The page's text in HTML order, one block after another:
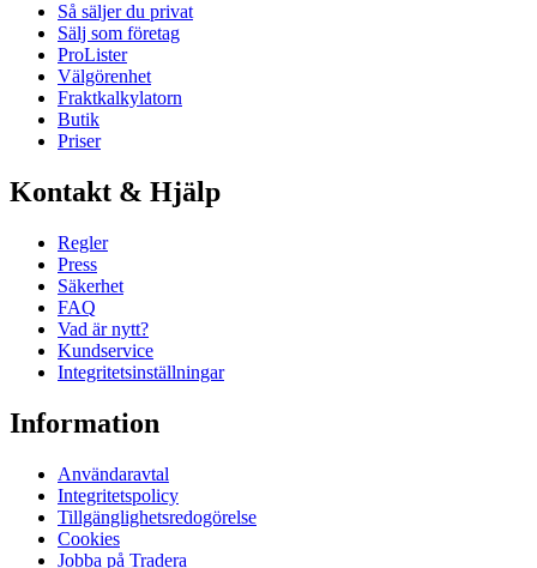
Så säljer du privat
Sälj som företag
ProLister
Välgörenhet
Fraktkalkylatorn
Butik
Priser
Kontakt & Hjälp
Regler
Press
Säkerhet
FAQ
Vad är nytt?
Kundservice
Integritetsinställningar
Information
Användaravtal
Integritetspolicy
Tillgänglighetsredogörelse
Cookies
Jobba på Tradera